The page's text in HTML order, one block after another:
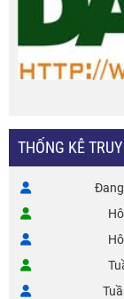
THỐNG KÊ